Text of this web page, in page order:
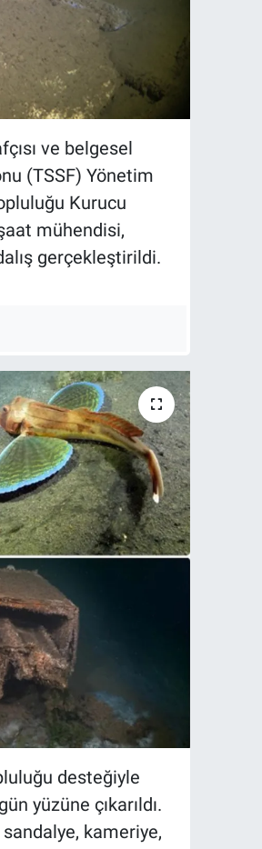
ve belgesel
(TSSF) Yönetim
Kurucu
mühendisi,
gerçekleştirildi.
desteğiyle
yüzüne çıkarıldı.
sandalye, kameriye,